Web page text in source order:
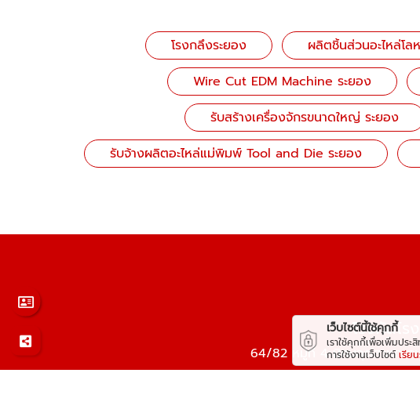
โรงกลึงระยอง ผลิตชิ้นส่วนอะไหล่โ
Wire Cut EDM Machine ระยอง
รับสร้างเครื่องจักรขนาดใหญ่ ระยอง
รับจ้างผลิตอะไหล่แม่พิมพ์ Tool and Die ระยอง
โรงกัดโ
64/82 หมู่ที่ 4 นิคมอุตสาหกรร
เว็บไซต์นี้ใช้คุกกี้
เราใช้คุกกี้เพื่อเพิ่มปร
การใช้งานเว็บไซต์ เรีย